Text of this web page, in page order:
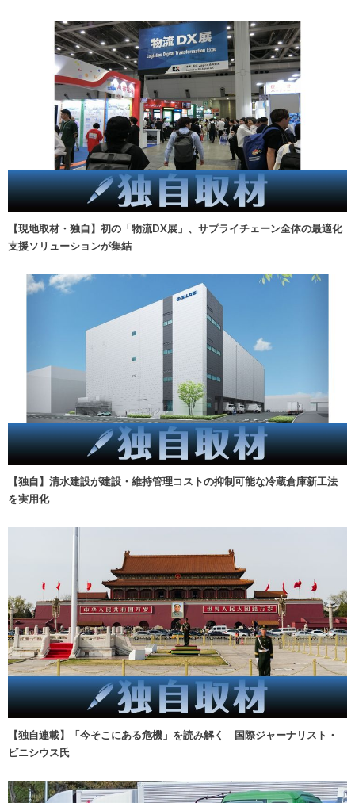
【現地取材・独自】初の「物流DX展」、サプライチェーン全体の最適化
支援ソリューションが集結
【独自】清水建設が建設・維持管理コストの抑制可能な冷蔵倉庫新工法
を実用化
【独自連載】「今そこにある危機」を読み解く 国際ジャーナリスト・
ビニシウス氏